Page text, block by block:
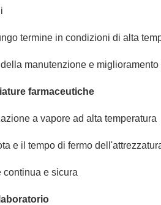
termine in condizioni di alta
manutenzione e
farmaceutiche
a vapore ad alta temperatura
e il tempo di fermo
continua e sicura